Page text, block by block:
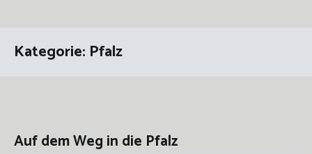
Kategorie: Pfalz
Auf dem Weg in die Pfalz